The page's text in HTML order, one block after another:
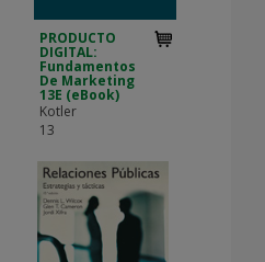
PRODUCTO
DIGITAL:
Fundamentos
De Marketing
13E (eBook)
Kotler
13